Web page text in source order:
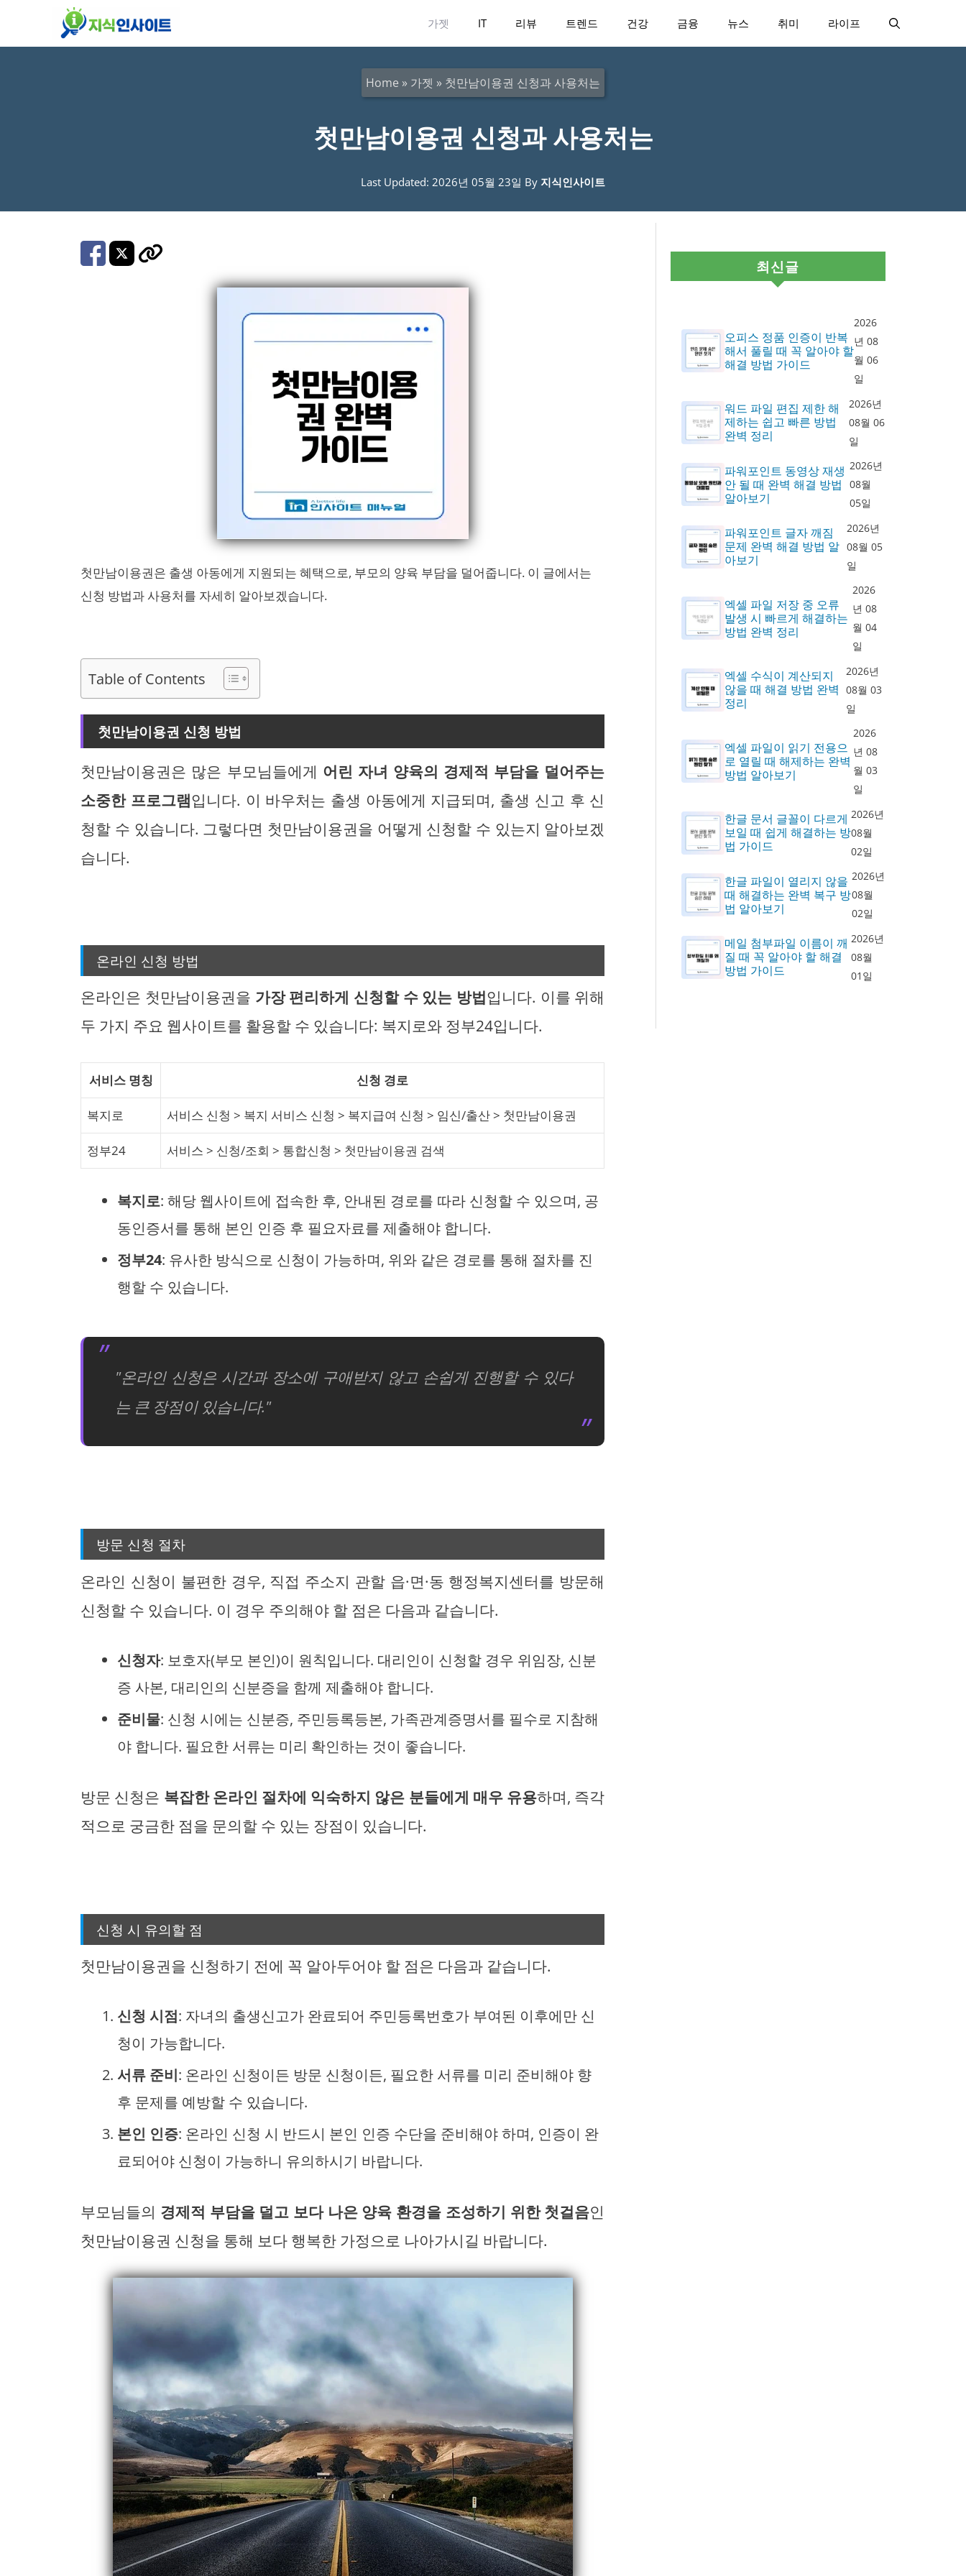
가젯 IT 리뷰 트렌드 건강 금융 뉴스 취미 라이프
Home » 가젯 » 첫만남이용권 신청과 사용처는
첫만남이용권 신청과 사용처는
Last Updated: 2026년 05월 23일 By 지식인사이트
첫만남이용권은 출생 아동에게 지원되는 혜택으로, 부모의 양육 부담을 덜어줍니다. 이 글에서는
신청 방법과 사용처를 자세히 알아보겠습니다.
Table of Contents
첫만남이용권 신청 방법
첫만남이용권은 많은 부모님들에게 어린 자녀 양육의 경제적 부담을 덜어주는
소중한 프로그램입니다. 이 바우처는 출생 아동에게 지급되며, 출생 신고 후 신
청할 수 있습니다. 그렇다면 첫만남이용권을 어떻게 신청할 수 있는지 알아보겠
습니다.
온라인 신청 방법
온라인은 첫만남이용권을 가장 편리하게 신청할 수 있는 방법입니다. 이를 위해
두 가지 주요 웹사이트를 활용할 수 있습니다: 복지로와 정부24입니다.
서비스 명칭 신청 경로
복지로 서비스 신청 > 복지 서비스 신청 > 복지급여 신청 > 임신/출산 > 첫만남이용권
정부24 서비스 > 신청/조회 > 통합신청 > 첫만남이용권 검색
복지로: 해당 웹사이트에 접속한 후, 안내된 경로를 따라 신청할 수 있으며, 공
동인증서를 통해 본인 인증 후 필요자료를 제출해야 합니다.
정부24: 유사한 방식으로 신청이 가능하며, 위와 같은 경로를 통해 절차를 진
행할 수 있습니다.
"온라인 신청은 시간과 장소에 구애받지 않고 손쉽게 진행할 수 있다
는 큰 장점이 있습니다."
방문 신청 절차
온라인 신청이 불편한 경우, 직접 주소지 관할 읍·면·동 행정복지센터를 방문해
신청할 수 있습니다. 이 경우 주의해야 할 점은 다음과 같습니다.
신청자: 보호자(부모 본인)이 원칙입니다. 대리인이 신청할 경우 위임장, 신분
증 사본, 대리인의 신분증을 함께 제출해야 합니다.
준비물: 신청 시에는 신분증, 주민등록등본, 가족관계증명서를 필수로 지참해
야 합니다. 필요한 서류는 미리 확인하는 것이 좋습니다.
방문 신청은 복잡한 온라인 절차에 익숙하지 않은 분들에게 매우 유용하며, 즉각
적으로 궁금한 점을 문의할 수 있는 장점이 있습니다.
신청 시 유의할 점
첫만남이용권을 신청하기 전에 꼭 알아두어야 할 점은 다음과 같습니다.
신청 시점: 자녀의 출생신고가 완료되어 주민등록번호가 부여된 이후에만 신
청이 가능합니다.
서류 준비: 온라인 신청이든 방문 신청이든, 필요한 서류를 미리 준비해야 향
후 문제를 예방할 수 있습니다.
본인 인증: 온라인 신청 시 반드시 본인 인증 수단을 준비해야 하며, 인증이 완
료되어야 신청이 가능하니 유의하시기 바랍니다.
부모님들의 경제적 부담을 덜고 보다 나은 양육 환경을 조성하기 위한 첫걸음인
첫만남이용권 신청을 통해 보다 행복한 가정으로 나아가시길 바랍니다.
최신글
오피스 정품 인증이 반복
해서 풀릴 때 꼭 알아야 할
해결 방법 가이드
2026
년 08
월 06
일
워드 파일 편집 제한 해
제하는 쉽고 빠른 방법
완벽 정리
2026년
08월 06
일
파워포인트 동영상 재생
안 될 때 완벽 해결 방법
알아보기
2026년
08월
05일
파워포인트 글자 깨짐
문제 완벽 해결 방법 알
아보기
2026년
08월 05
일
엑셀 파일 저장 중 오류
발생 시 빠르게 해결하는
방법 완벽 정리
2026
년 08
월 04
일
엑셀 수식이 계산되지
않을 때 해결 방법 완벽
정리
2026년
08월 03
일
엑셀 파일이 읽기 전용으
로 열릴 때 해제하는 완벽
방법 알아보기
2026
년 08
월 03
일
한글 문서 글꼴이 다르게
보일 때 쉽게 해결하는 방
법 가이드
2026년
08월
02일
한글 파일이 열리지 않을
때 해결하는 완벽 복구 방
법 알아보기
2026년
08월
02일
메일 첨부파일 이름이 깨
질 때 꼭 알아야 할 해결
방법 가이드
2026년
08월
01일